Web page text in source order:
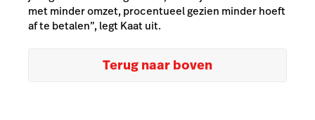
met minder omzet, procentueel gezien minder hoeft
af te betalen”, legt Kaat uit.
Terug naar boven